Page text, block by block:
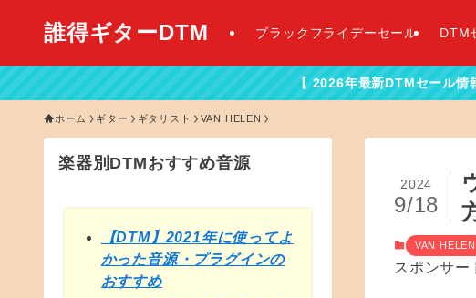
誰得ギターDTM ブラックフライデーセール DTM
【 2026年最新DTMセール情報はこちらから！】
ホーム ギター ギタリスト VAN HELEN
2024
9/18
VAN HELEN
スポンサー
楽器別DTMおすすめ音源
【DTM】2021年に使ってよ
かった音源・プラグインの
おすすめ